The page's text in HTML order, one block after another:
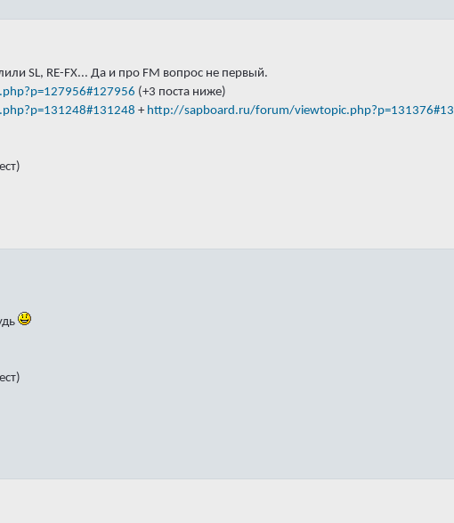
SL, RE-FX... Да и про FM вопрос не первый.
(+3 поста ниже)
+ http://sapboard.ru/forum/